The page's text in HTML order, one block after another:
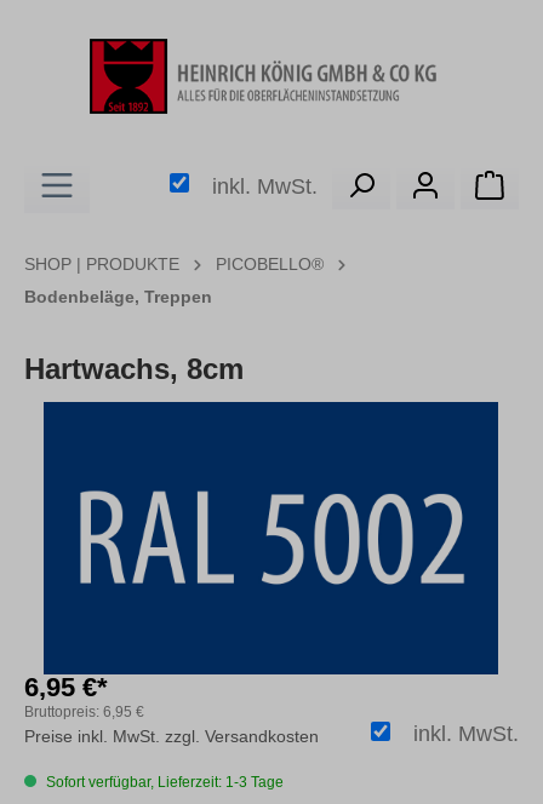
inkl. MwSt.
SHOP | PRODUKTE
PICOBELLO®
Bodenbeläge, Treppen
Hartwachs, 8cm
6,95 €*
Bruttopreis: 6,95 €
inkl. MwSt.
Preise inkl. MwSt. zzgl. Versandkosten
Sofort verfügbar, Lieferzeit: 1-3 Tage